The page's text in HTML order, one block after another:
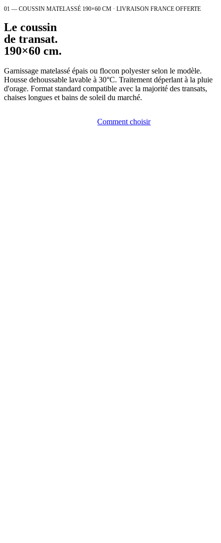
01 — COUSSIN MATELASSÉ 190×60 CM · LIVRAISON FRANCE OFFERTE
Le coussin
de transat.
190×60 cm.
Garnissage matelassé épais ou flocon polyester selon le modèle.
Housse dehoussable lavable à 30°C. Traitement déperlant à la pluie
d'orage. Format standard compatible avec la majorité des transats,
chaises longues et bains de soleil du marché.
Comment choisir